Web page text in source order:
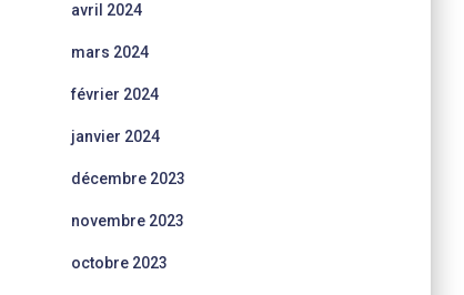
avril 2024
mars 2024
février 2024
janvier 2024
décembre 2023
novembre 2023
octobre 2023